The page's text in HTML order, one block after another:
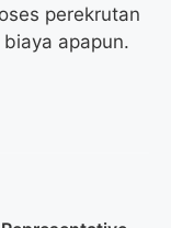
perekrutan
apapun.